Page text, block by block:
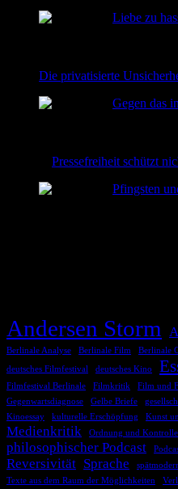
Liebe zu
Die privatisierte
Gegen das
Pressefreiheit schützt
Pfingsten
Andersen Storm
Berlinale Analyse
Berlinale Film Berlinale
deutsches Filmfestival deutsches Kino
Filmfestival Berlinale
Filmkritik Film und
Gegenwartsdiagnose Gelbe Briefe
Kinoessay
kulturelle Erschöpfung Kunst
Medienkritik
Ordnung und Kontrolle
philosophischer Podcast
Reversivität Sprache
Texte aus dem Raum der Möglichkeiten